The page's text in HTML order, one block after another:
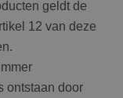
geldt de
12 van deze
ontstaan door